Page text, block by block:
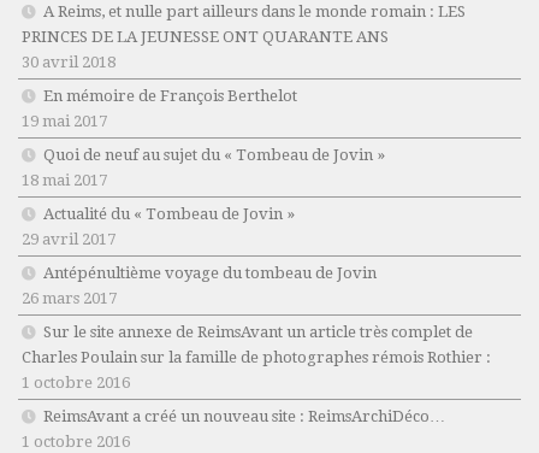
A Reims, et nulle part ailleurs dans le monde romain : LES
PRINCES DE LA JEUNESSE ONT QUARANTE ANS
30 avril 2018
En mémoire de François Berthelot
19 mai 2017
Quoi de neuf au sujet du « Tombeau de Jovin »
18 mai 2017
Actualité du « Tombeau de Jovin »
29 avril 2017
Antépénultième voyage du tombeau de Jovin
26 mars 2017
Sur le site annexe de ReimsAvant un article très complet de
Charles Poulain sur la famille de photographes rémois Rothier :
1 octobre 2016
ReimsAvant a créé un nouveau site : ReimsArchiDéco…
1 octobre 2016